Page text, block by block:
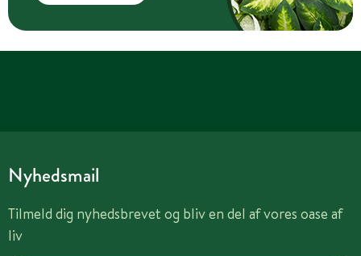
Nyhedsmail
Tilmeld dig nyhedsbrevet og bliv en del af vores oase af
liv